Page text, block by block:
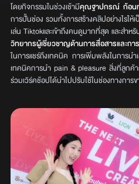
โดยกิจกรรมในช่วงเช้ามีคุณฐาปกรณ์ ก้อนท
การปั้นช่อง รวมทั้งการสร้างคลิปอย่างไรให้
เล่น Tiktokและเข้าถึงคนดูมากที่สุด และสำห
วิทยากรผู้เชี่ยวชาญด้านการสื่อสารและก
ในการแชร์ถึงเทคนิค การเพิ่มพลังในการ
เทคนิคการนำ pain & pleasure สิ่งที่ลูกค้
ร่วมเวิร์คช้อปได้นำไปปรับใช้ในช่องทางการข